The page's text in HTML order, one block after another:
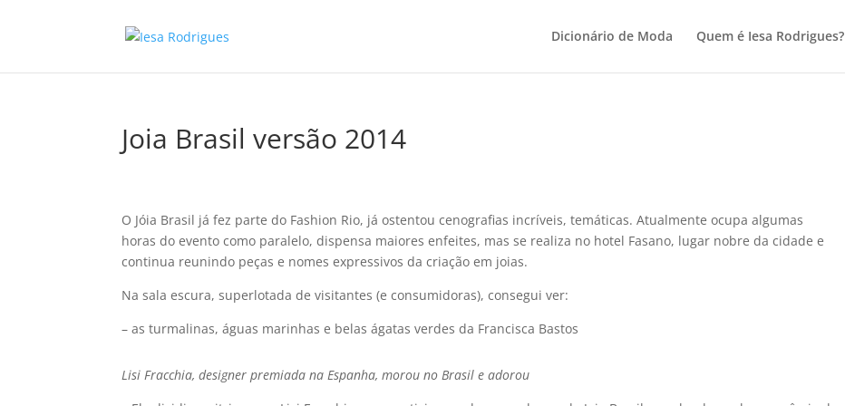
Dicionário de Moda Quem é Iesa Rodrigues?
Joia Brasil versão 2014
O Jóia Brasil já fez parte do Fashion Rio, já ostentou cenografias incrí­veis, temáticas. Atualmente ocupa algumas
horas do evento como paralelo, dispensa maiores enfeites, mas se realiza no hotel Fasano, lugar nobre da cidade e
continua reunindo peças e nomes expressivos da criação em joias.
Na sala escura, superlotada de visitantes (e consumidoras), consegui ver:
– as turmalinas, águas marinhas e belas ágatas verdes da Francisca Bastos
Lisi Fracchia, designer premiada na Espanha, morou no Brasil e adorou